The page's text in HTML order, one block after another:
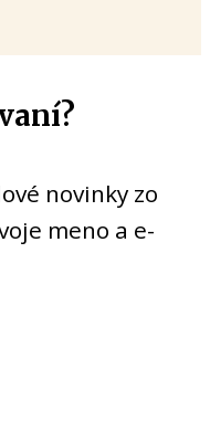
novinky zo
meno a e-